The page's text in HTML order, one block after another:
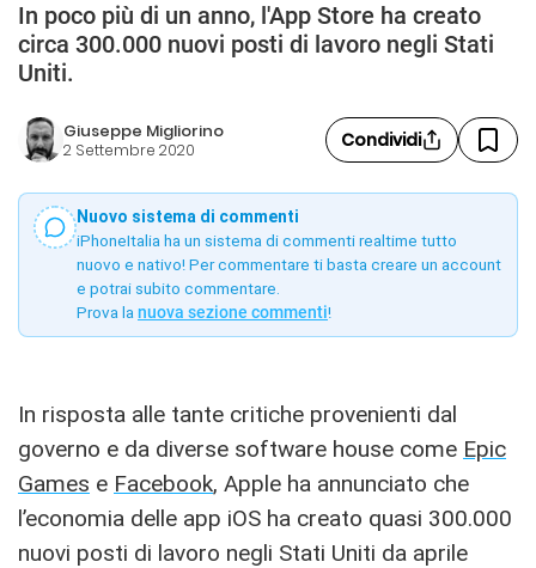
In poco più di un anno, l'App Store ha creato
circa 300.000 nuovi posti di lavoro negli Stati
Uniti.
Giuseppe Migliorino
2 Settembre 2020 Condividi
Nuovo sistema di commenti
iPhoneItalia ha un sistema di commenti realtime tutto
nuovo e nativo! Per commentare ti basta creare un account
e potrai subito commentare.
Prova la nuova sezione commenti!
In risposta alle tante critiche provenienti dal
governo e da diverse software house come Epic
Games e Facebook, Apple ha annunciato che
l’economia delle app iOS ha creato quasi 300.000
nuovi posti di lavoro negli Stati Uniti da aprile